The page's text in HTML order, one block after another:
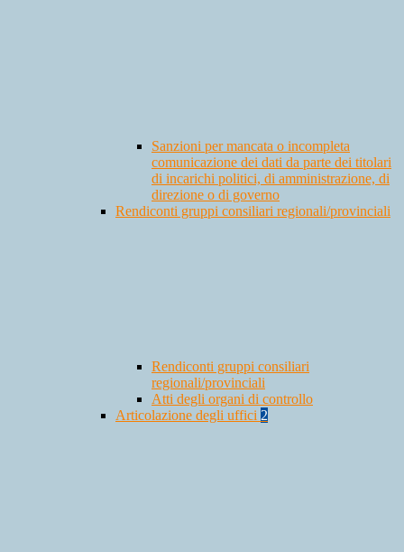
Sanzioni per mancata o incompleta
comunicazione dei dati da parte dei titolari
di incarichi politici, di amministrazione, di
direzione o di governo
Rendiconti gruppi consiliari regionali/provinciali
Rendiconti gruppi consiliari
regionali/provinciali
Atti degli organi di controllo
Articolazione degli uffici 2